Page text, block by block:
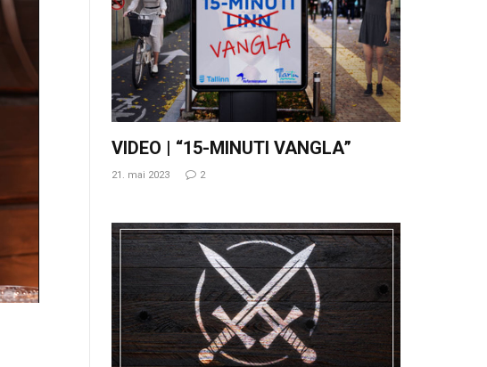
VIDEO | “15-MINUTI VANGLA”
21. mai 2023 2